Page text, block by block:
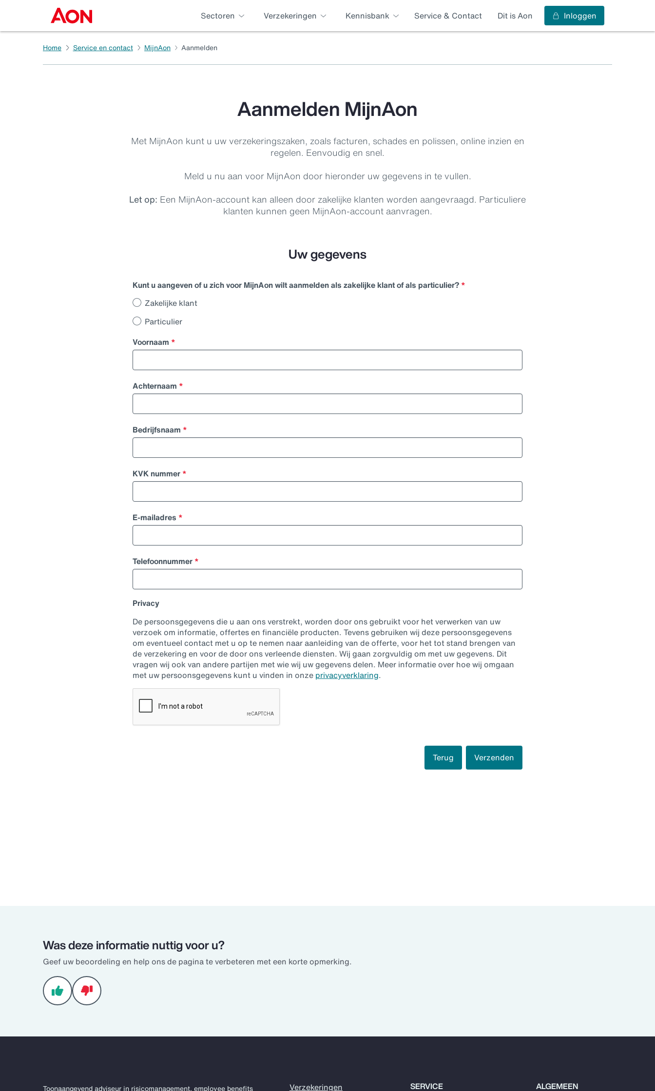
Sectoren Verzekeringen Kennisbank Service & Contact Dit is Aon Inloggen
Home Service en contact MijnAon Aanmelden
Aanmelden MijnAon
Met MijnAon kunt u uw verzekeringszaken, zoals facturen, schades en polissen, online inzien en
regelen. Eenvoudig en snel.
Meld u nu aan voor MijnAon door hieronder uw gegevens in te vullen.
Let op: Een MijnAon‑account kan alleen door zakelijke klanten worden aangevraagd. Particuliere
klanten kunnen geen MijnAon‑account aanvragen.
Was deze informatie nuttig voor u?
Geef uw beoordeling en help ons de pagina te verbeteren met een korte opmerking.
Toonaangevend adviseur in risicomanagement, employee benefits Verzekeringen SERVICE ALGEMEEN